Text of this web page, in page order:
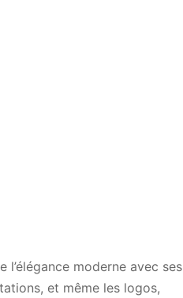
moderne avec ses
et même les logos,